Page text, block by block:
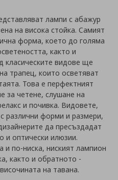
лампи с абажур
на висока стойка. Самият
форма, което до голяма
както и
класическите видове ще
трапец, които осветяват
Това е перфектният
за четене, слушане на
и почивка. Видовете,
различни форми и размери,
да пресъздадат
и оптически илюзии.
и по-ниска, ниският лампион
както и обратното -
на тавана.